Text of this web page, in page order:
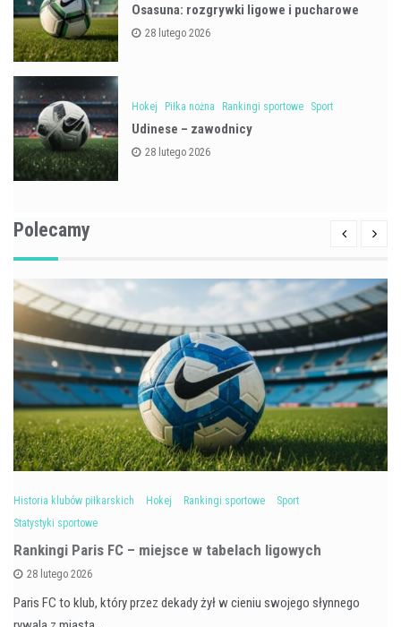
Osasuna: rozgrywki ligowe i pucharowe
28 lutego 2026
Hokej Piłka nożna Rankingi sportowe Sport
Udinese – zawodnicy
28 lutego 2026
Polecamy
Historia klubów piłkarskich Hokej Rankingi sportowe
Sport
Statystyki sportowe
Rankingi Paris FC – miejsce w tabelach ligowych
28 lutego 2026
Paris FC to klub, który przez dekady żył w cieniu swojego słynnego